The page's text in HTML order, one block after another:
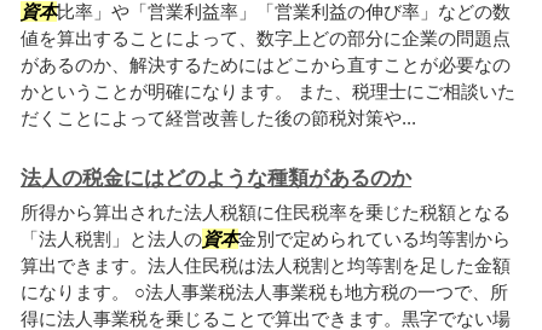
資本比率」や「営業利益率」「営業利益の伸び率」などの数
値を算出することによって、数字上どの部分に企業の問題点
があるのか、解決するためにはどこから直すことが必要なの
かということが明確になります。 また、税理士にご相談いた
だくことによって経営改善した後の節税対策や...
法人の税金にはどのような種類があるのか
所得から算出された法人税額に住民税率を乗じた税額となる
「法人税割」と法人の資本金別で定められている均等割から
算出できます。法人住民税は法人税割と均等割を足した金額
になります。 ○法人事業税法人事業税も地方税の一つで、所
得に法人事業税を乗じることで算出できます。黒字でない場